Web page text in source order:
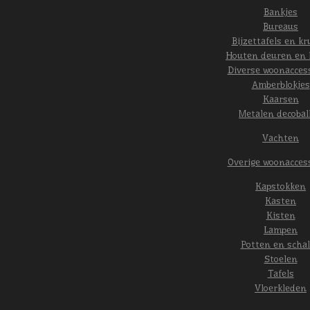
Bankjes
Bureaus
Bijzettafels en
Houten deuren en
Diverse
Amberblokjes
Kaarsen
Metalen
Vachten
Overige
Kapstokken
Kasten
Kisten
Lampen
Potten en
Stoelen
Tafels
Vloerkleden